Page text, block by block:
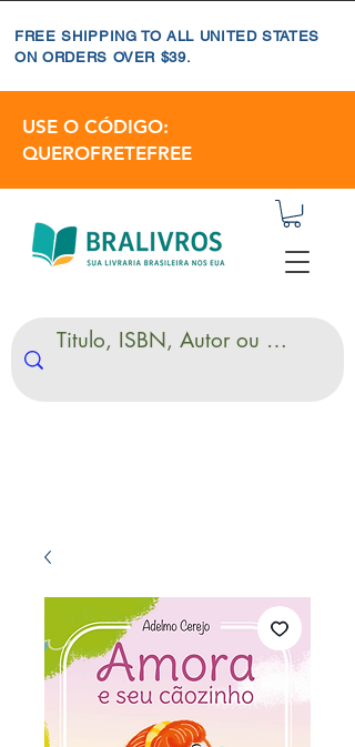
FREE SHIPPING TO ALL UNITED STATES
ON ORDERS OVER $39.
USE O CÓDIGO:
QUEROFRETEFREE